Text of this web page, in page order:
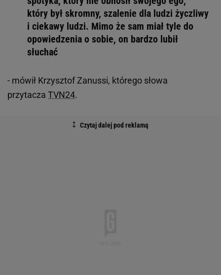
który był skromny, szalenie dla ludzi życzliwy
i ciekawy ludzi. Mimo że sam miał tyle do
opowiedzenia o sobie, on bardzo lubił
słuchać
- mówił Krzysztof Zanussi, którego słowa
przytacza TVN24.